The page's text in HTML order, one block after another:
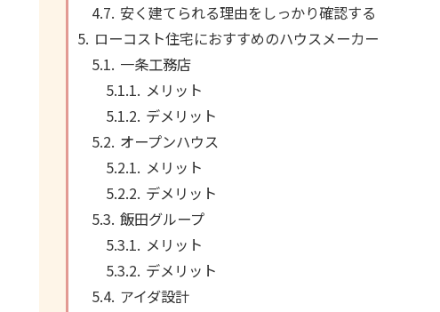
安く建てられる理由をしっかり確認する
ローコスト住宅におすすめのハウスメーカー
一条工務店
メリット
デメリット
オープンハウス
メリット
デメリット
飯田グループ
メリット
デメリット
アイダ設計